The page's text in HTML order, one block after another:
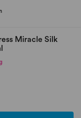
Miracle Silk